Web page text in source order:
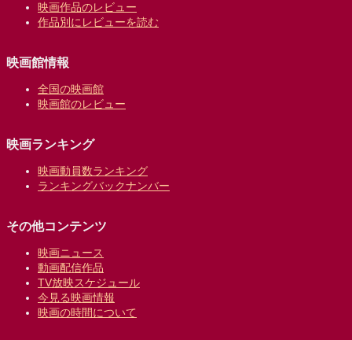
映画作品のレビュー
作品別にレビューを読む
映画館情報
全国の映画館
映画館のレビュー
映画ランキング
映画動員数ランキング
ランキングバックナンバー
その他コンテンツ
映画ニュース
動画配信作品
TV放映スケジュール
今見る映画情報
映画の時間について